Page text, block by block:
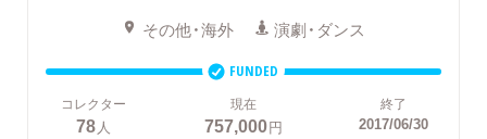
その他・海外 演劇・ダンス
FUNDED
コレクター
78 人
現在
757,000円
終了
2017/06/30